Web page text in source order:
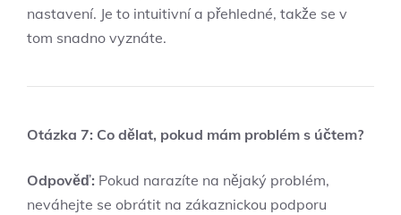
nastavení. Je to intuitivní a přehledné, takže se v
tom snadno vyznáte.
Otázka 7: Co dělat, pokud mám problém s účtem?
Odpověď: Pokud narazíte na nějaký problém,
neváhejte se obrátit na zákaznickou podporu